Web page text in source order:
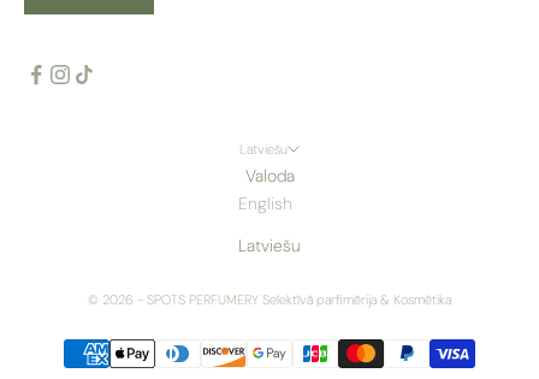
Latviešu
Valoda
English
Latviešu
© 2026 - SPOTS PERFUMERY Selektīvā parfimērija & Kosmētika